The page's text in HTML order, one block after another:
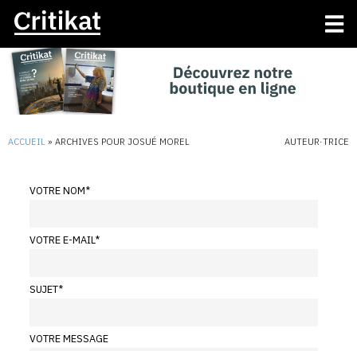
ACCUEIL » ARCHIVES POUR JOSUÉ MOREL AUTEUR·TRICE
VOTRE NOM*
VOTRE E-MAIL*
SUJET*
VOTRE MESSAGE